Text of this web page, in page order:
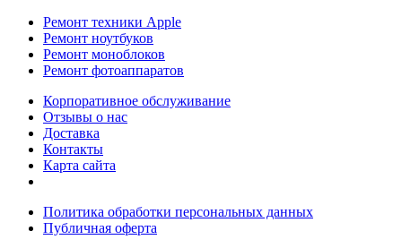
Ремонт техники Apple
Ремонт ноутбуков
Ремонт моноблоков
Ремонт фотоаппаратов
Корпоративное обслуживание
Отзывы о нас
Доставка
Контакты
Карта сайта
Политика обработки персональных данных
Публичная оферта